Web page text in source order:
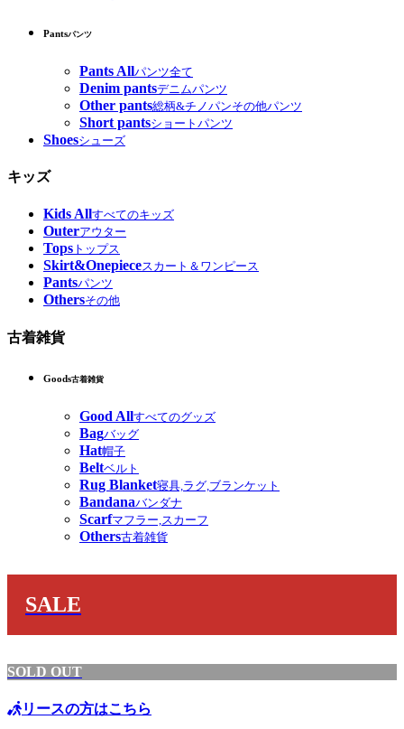
Pantsパンツ
Pants Allパンツ全て
Denim pantsデニムパンツ
Other pants総柄&チノパンその他パンツ
Short pantsショートパンツ
Shoesシューズ
キッズ
Kids Allすべてのキッズ
Outerアウター
Tops トップス
Skirt&Onepieceスカート＆ワンピース
Pantsパンツ
Othersその他
古着雑貨
Goods古着雑貨
Good Allすべてのグッズ
Bagバッグ
Hat帽子
Beltベルト
Rug Blanket寝具,ラグ,ブランケット
Bandanaバンダナ
Scarfマフラー,スカーフ
Others古着雑貨
SALE
SOLD OUT
リースの方はこちら